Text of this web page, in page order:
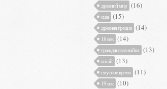
древний мир (16)
сша (15)
древняя греция (14)
18 век (14)
гражданская война (13)
китай (13)
смутное время (11)
19 век (10)